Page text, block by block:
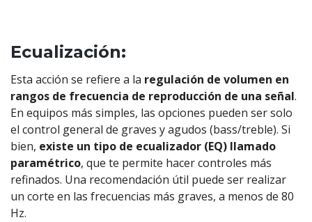
Ecualización:
Esta acción se refiere a la regulación de volumen en
rangos de frecuencia de reproducción de una señal.
En equipos más simples, las opciones pueden ser solo
el control general de graves y agudos (bass/treble). Si
bien, existe un tipo de ecualizador (EQ) llamado
paramétrico, que te permite hacer controles más
refinados. Una recomendación útil puede ser realizar
un corte en las frecuencias más graves, a menos de 80
Hz.